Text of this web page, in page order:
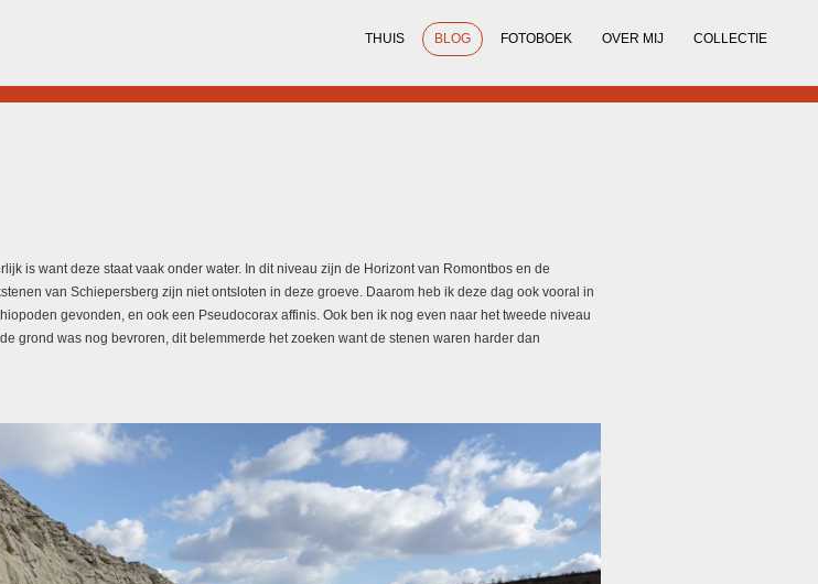
THUIS BLOG FOTOBOEK OVER MIJ COLLECTIE
is want deze staat vaak onder water. In dit niveau zijn de Horizont van Romontbos en de
van Schiepersberg zijn niet ontsloten in deze groeve. Daarom heb ik deze dag ook vooral in
gevonden, en ook een Pseudocorax affinis. Ook ben ik nog even naar het tweede niveau
grond was nog bevroren, dit belemmerde het zoeken want de stenen waren harder dan